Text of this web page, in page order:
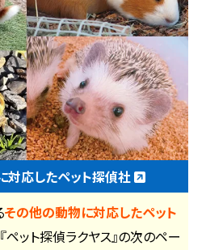
対応したペット探偵社
その他の動物に対応したペット
ペット探偵ラクヤス』の次のペー